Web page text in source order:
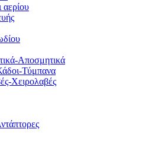
αερίου
Αποσμητικά
Τύμπανα
Χειρολαβές